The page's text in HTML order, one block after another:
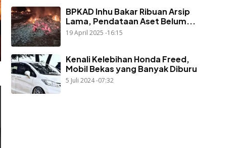
BPKAD Inhu Bakar Ribuan Arsip
Lama, Pendataan Aset Belum...
19 April 2025 -16:15
Kenali Kelebihan Honda Freed,
Mobil Bekas yang Banyak Diburu
5 Juli 2024 -07:32